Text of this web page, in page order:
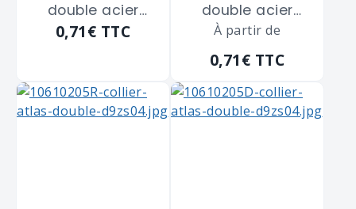
double acier
zingué blanc
m/m
0,71€ TTC
double acier
zingué blanc
SCELL-IT "CD14"
de diamètre 14
m/m
À partir de
0,71€ TTC